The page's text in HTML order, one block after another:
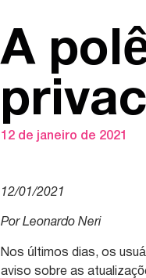
A
12 de janeiro de 2021
12/01/2021
Por Leonardo Neri
Nos últimos dias, os
aviso sobre as